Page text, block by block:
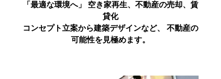
「最適な環境へ」 空き家再生、不動産の売却、賃
貸化
コンセプト立案から建築デザインなど、 不動産の
可能性を見極めます。